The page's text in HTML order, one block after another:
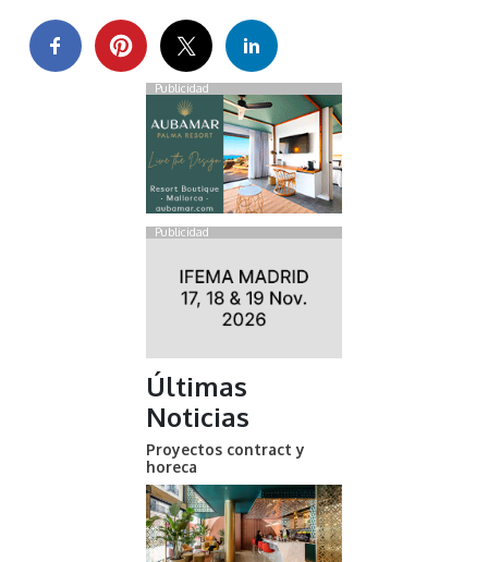
Publicidad
Publicidad
Últimas
Noticias
Proyectos contract y
horeca